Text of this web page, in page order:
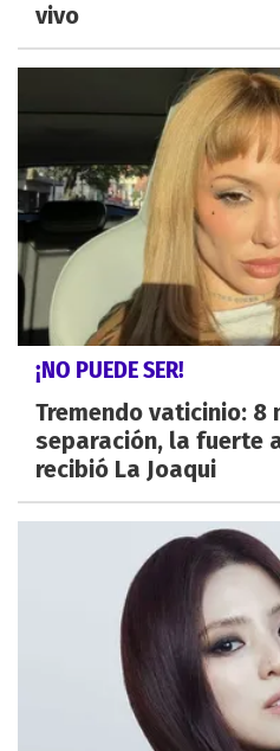
vivo
¡NO PUEDE SER!
Tremendo vaticinio: 8
separación, la fuerte
recibió La Joaqui